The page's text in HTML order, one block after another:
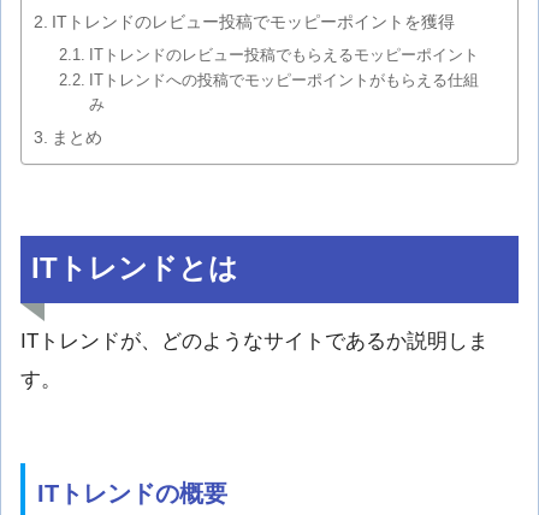
ITトレンドのレビュー投稿でモッピーポイントを獲得
ITトレンドのレビュー投稿でもらえるモッピーポイント
ITトレンドへの投稿でモッピーポイントがもらえる仕組
み
まとめ
ITトレンドとは
ITトレンドが、どのようなサイトであるか説明しま
す。
ITトレンドの概要